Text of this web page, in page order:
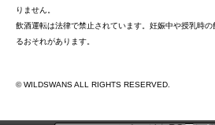
りません。
飲酒運転は法律で禁止されています。妊娠中や授乳時
るおそれがあります。
© WILDSWANS ALL RIGHTS RESERVED.